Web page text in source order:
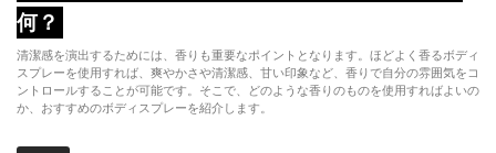
何？
清潔感を演出するためには、香りも重要なポイントとなります。ほどよく香るボディ
スプレーを使用すれば、爽やかさや清潔感、甘い印象など、香りで自分の雰囲気をコ
ントロールすることが可能です。そこで、どのような香りのものを使用すればよいの
か、おすすめのボディスプレーを紹介します。